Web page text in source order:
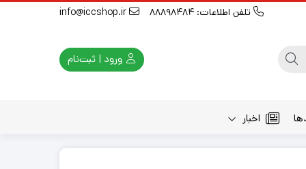
تلفن اطلاعات: 88898484
ورود | ثبت‌نام
اخبار